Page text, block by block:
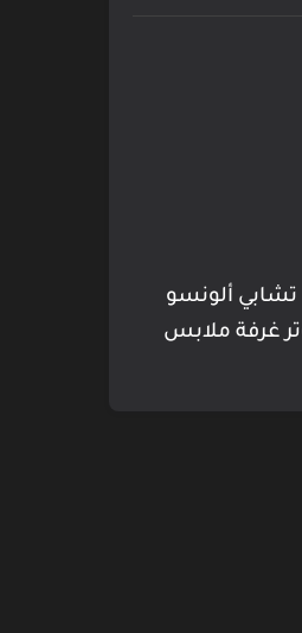
تشابي ألونسو
غرفة ملابس